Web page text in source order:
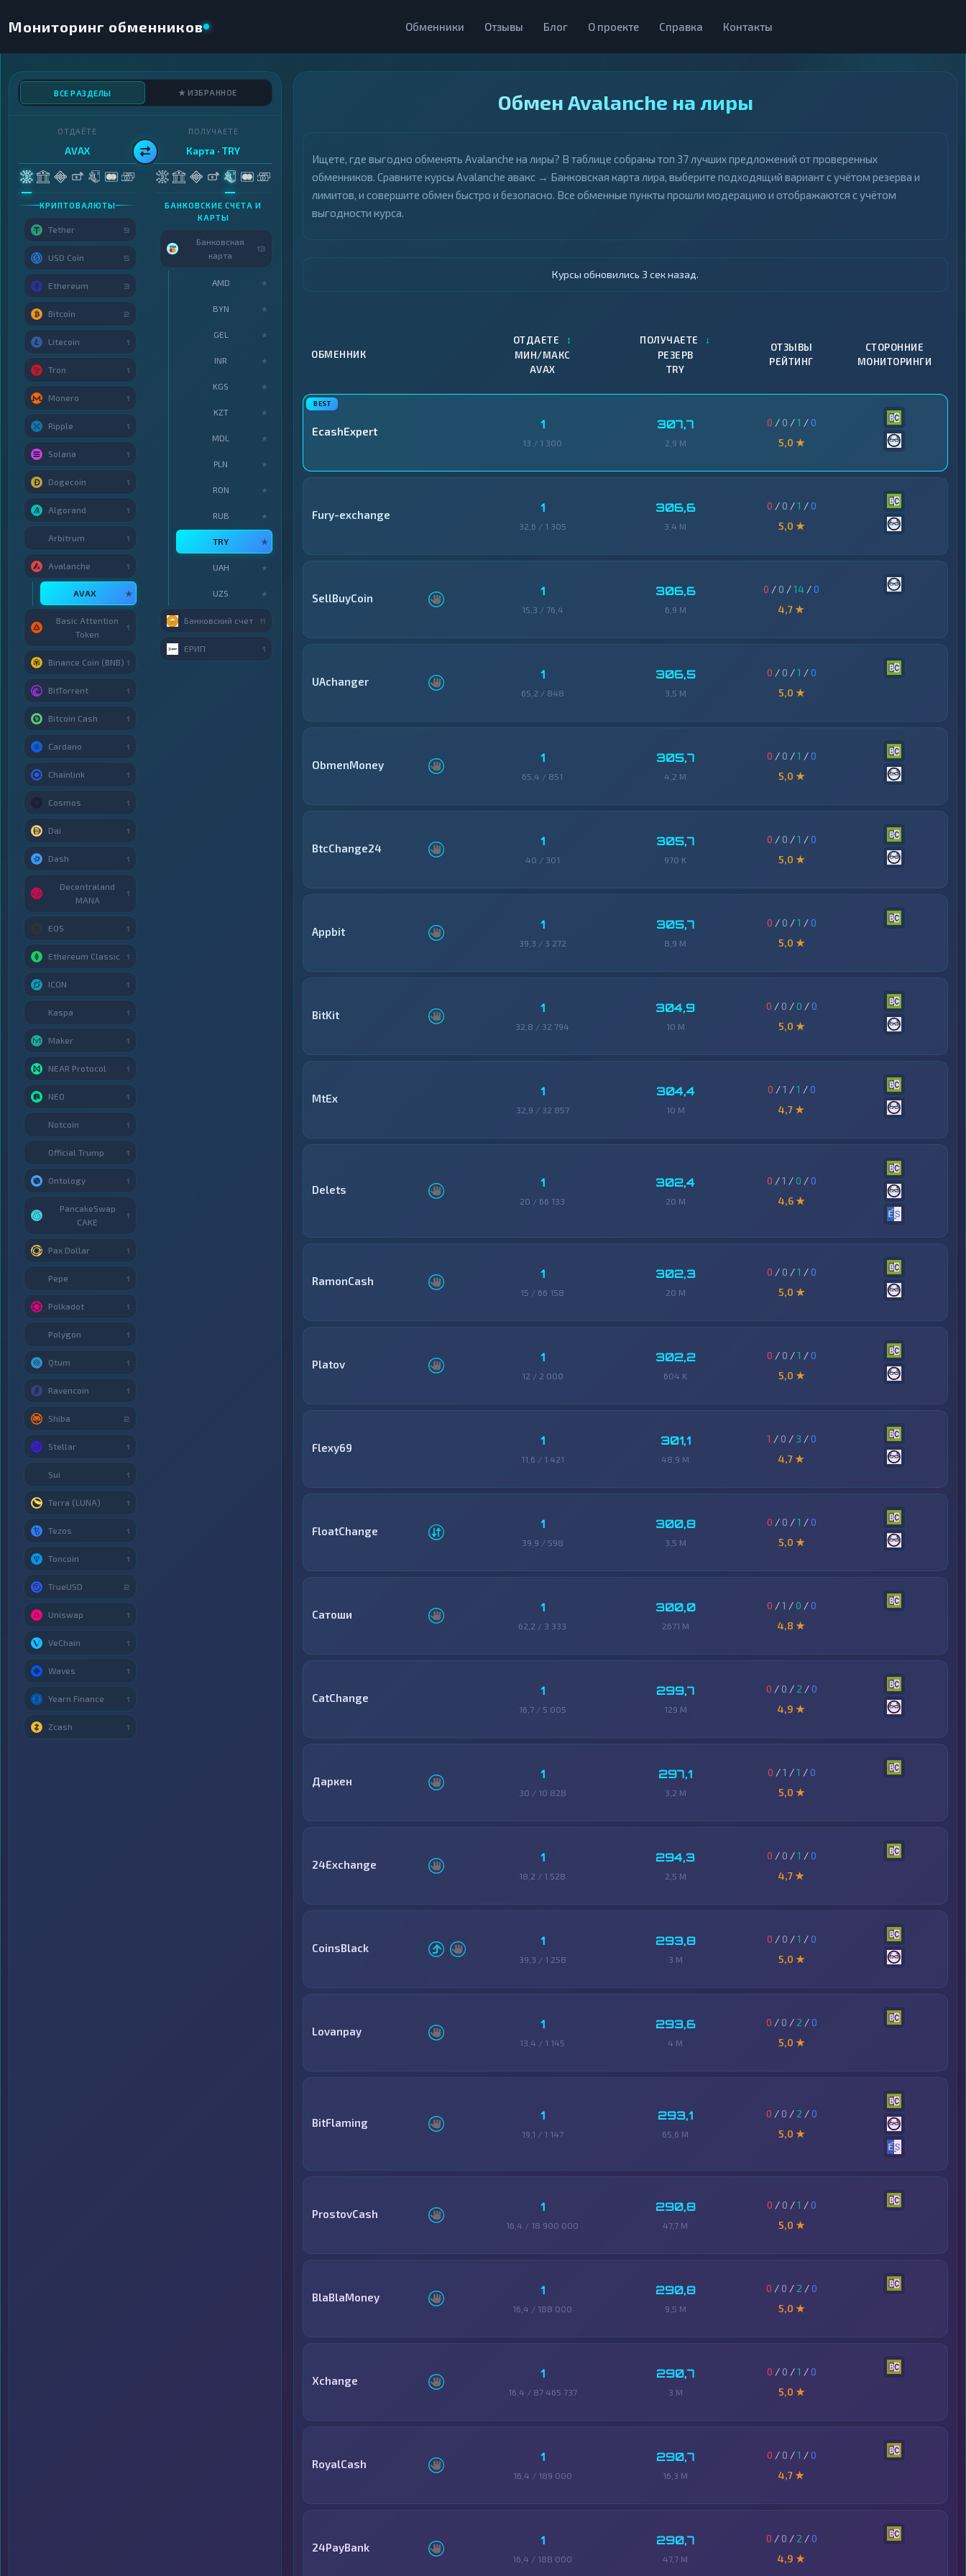
Мониторинг обменников Обменники Отзывы Блог О проекте Справка Контакты
Обмен Avalanche на лиры
Ищете, где выгодно обменять Avalanche на лиры? В таблице собраны топ 37 лучших предложений от проверенных
обменников. Сравните курсы Avalanche авакс → Банковская карта лира, выберите подходящий вариант с учётом резерва и
лимитов, и совершите обмен быстро и безопасно. Все обменные пункты прошли модерацию и отображаются с учётом
выгодности курса.
Курсы обновились 4 сек назад.
ОБМЕННИК
ОТДАЕТЕ ↕
МИН/МАКС
AVAX
ПОЛУЧАЕТЕ ↓
РЕЗЕРВ
TRY
ОТЗЫВЫ
РЕЙТИНГ
СТОРОННИЕ
МОНИТОРИНГИ
EcashExpert 1
13 / 1 300
307,7
2,9 M
0 / 0 /1 /0
5,0 ★
Fury-exchange 1
32,6 / 1 305
306,6
3,4 M
0 / 0 /1 /0
5,0 ★
SellBuyCoin 1
15,3 / 76,4
306,6
6,9 M
0 / 0 /14 /0
4,7 ★
UAchanger 1
65,2 / 848
306,5
3,5 M
0 / 0 /1 /0
5,0 ★
ObmenMoney 1
65,4 / 851
305,7
4,2 M
0 / 0 /1 /0
5,0 ★
BtcChange24 1
40 / 301
305,7
970 K
0 / 0 /1 /0
5,0 ★
Appbit 1
39,3 / 3 272
305,7
8,9 M
0 / 0 /1 /0
5,0 ★
BitKit 1
32,8 / 32 794
304,9
10 M
0 / 0 / 0 /0
5,0 ★
MtEx 1
32,9 / 32 857
304,4
10 M
0 /1 /1 /0
4,7 ★
Delets 1
20 / 66 133
302,4
20 M
0 /1 / 0 /0
4,6 ★
RamonCash 1
15 / 66 158
302,3
20 M
0 / 0 /1 /0
5,0 ★
Platov 1
12 / 2 000
302,2
604 K
0 / 0 /1 /0
5,0 ★
Flexy69 1
11,6 / 1 421
301,1
48,9 M
1 / 0 / 3 /0
4,7 ★
FloatChange 1
39,9 / 598
300,8
3,5 M
0 / 0 /1 /0
5,0 ★
Сатоши 1
62,2 / 3 333
300,0
2671 M
0 /1 / 0 /0
4,8 ★
CatChange 1
16,7 / 5 005
299,7
129 M
0 / 0 / 2 /0
4,9 ★
Даркен 1
30 / 10 828
297,1
3,2 M
0 /1 /1 /0
5,0 ★
24Exchange 1
18,2 / 1 528
294,3
2,5 M
0 / 0 /1 /0
4,7 ★
CoinsBlack 1
39,3 / 1 258
293,8
3 M
0 / 0 /1 /0
5,0 ★
Lovanpay 1
13,4 / 1 145
293,6
4 M
0 / 0 / 2 /0
5,0 ★
BitFlaming 1
19,1 / 1 147
293,1
65,6 M
0 / 0 / 2 /0
5,0 ★
ProstovCash 1
16,4 / 18 900 000
290,8
47,7 M
0 / 0 /1 /0
5,0 ★
BlaBlaMoney 1
16,4 / 188 000
290,8
9,5 M
0 / 0 / 2 /0
5,0 ★
Xchange 1
16,4 / 87 465 737
290,7
3 M
0 / 0 /1 /0
5,0 ★
RoyalCash 1
16,4 / 189 000
290,7
16,3 M
0 / 0 /1 /0
4,7 ★
24PayBank 1
16,4 / 188 000
290,7
47,7 M
0 / 0 / 2 /0
4,9 ★
ВСЕ РАЗДЕЛЫ ★ ИЗБРАННОЕ
ОТДАЁТЕ
AVAX
КРИПТОВАЛЮТЫ
Tether 9
USD Coin 5
Ethereum 3
Bitcoin 2
Litecoin 1
Tron 1
Monero 1
Ripple 1
Solana 1
Dogecoin 1
Algorand 1
Arbitrum 1
Avalanche 1
AVAX ★
Basic Attention
Token
1
Binance Coin (BNB) 1
BitTorrent 1
Bitcoin Cash 1
Cardano 1
Chainlink 1
Cosmos 1
Dai 1
Dash 1
Decentraland
MANA
1
EOS 1
Ethereum Classic 1
ICON 1
Kaspa 1
Maker 1
NEAR Protocol 1
NEO 1
Notcoin 1
Official Trump 1
Ontology 1
PancakeSwap
CAKE
1
Pax Dollar 1
Pepe 1
Polkadot 1
Polygon 1
Qtum 1
Ravencoin 1
Shiba 2
Stellar 1
Sui 1
Terra (LUNA) 1
Tezos 1
Toncoin 1
TrueUSD 2
Uniswap 1
VeChain 1
Waves 1
Yearn Finance 1
Zcash 1
ПОЛУЧАЕТЕ
Карта · TRY
БАНКОВСКИЕ СЧЕТА И
КАРТЫ
Банковская
карта
13
AMD ★
BYN ★
GEL ★
INR ★
KGS ★
KZT ★
MDL ★
PLN ★
RON ★
RUB ★
TRY ★
UAH ★
UZS ★
Банковский счет 11
ЕРИП 1